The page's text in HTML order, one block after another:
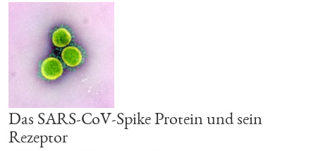
Das SARS-CoV-Spike Protein und sein
Rezeptor